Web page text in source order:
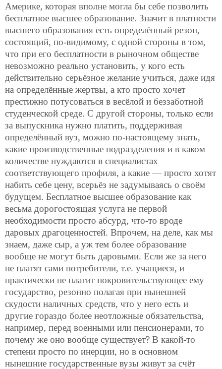
Америке, которая вполне могла бы себе позволить
бесплатное высшее образование. Значит в платности
высшего образования есть определённый резон,
состоящий, по-видимому, с одной стороны в том,
что при его бесплатности в рыночном обществе
невозможно реально установить, у кого есть
действительно серьёзное желание учиться, даже идя
на определённые жертвы, а кто просто хочет
престижно потусоваться в весёлой и беззаботной
студенческой среде. С другой стороны, только если
за выпускника нужно платить, поддерживая
определённый вуз, можно по-настоящему знать,
какие производственные подразделения и в каком
количестве нуждаются в специалистах
соответствующего профиля, а какие — просто хотят
набить себе цену, всерьёз не задумываясь о своём
будущем. Бесплатное высшее образование как
весьма дорогостоящая услуга не первой
необходимости просто абсурд, что-то вроде
даровых драгоценностей. Впрочем, на деле, как мы
знаем, даже сыр, а уж тем более образование
вообще не могут быть даровыми. Если же за него
не платят сами потребители, т.е. учащиеся, и
практически не платит покровительствующее ему
государство, резонно полагая при нынешней
скудости наличных средств, что у него есть и
другие гораздо более неотложные обязательства,
например, перед военными или пенсионерами, то
почему же оно вообще существует? В какой-то
степени просто по инерции, но в основном
нынешние государственные вузы живут за счёт